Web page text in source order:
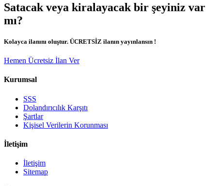
Satacak veya kiralayacak bir şeyiniz var
mı?
Kolayca ilanını oluştur. ÜCRETSİZ ilanın yayınlansın !
Hemen Ücretsiz İlan Ver
Kurumsal
SSS
Dolandırıcılık Karşıtı
Şartlar
Kişisel Verilerin Korunması
İletişim
İletişim
Sitemap